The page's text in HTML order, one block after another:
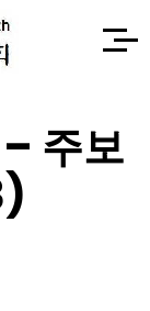
주보